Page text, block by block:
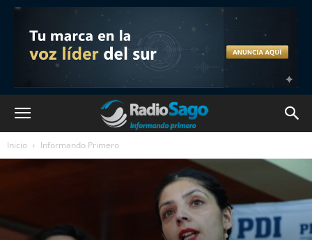
Inicio Informando Primero